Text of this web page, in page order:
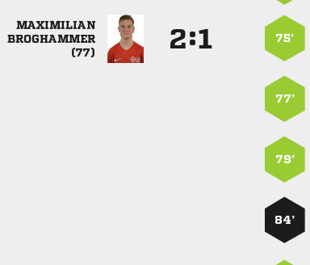



: 75’
77’
79’
84’